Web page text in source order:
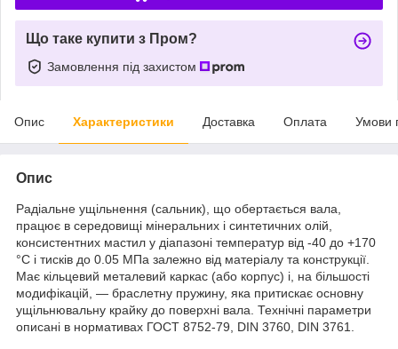
Що таке купити з Пром?
Замовлення під захистом
Опис Характеристики Доставка Оплата Умови
Опис
Радіальне ущільнення (сальник), що обертається вала,
працює в середовищі мінеральних і синтетичних олій,
консистентних мастил у діапазоні температур від -40 до +170
°C і тисків до 0.05 МПа залежно від матеріалу та конструкції.
Має кільцевий металевий каркас (або корпус) і, на більшості
модифікацій, — браслетну пружину, яка притискає основну
ущільнювальну крайку до поверхні вала. Технічні параметри
описані в нормативах ГОСТ 8752-79, DIN 3760, DIN 3761.